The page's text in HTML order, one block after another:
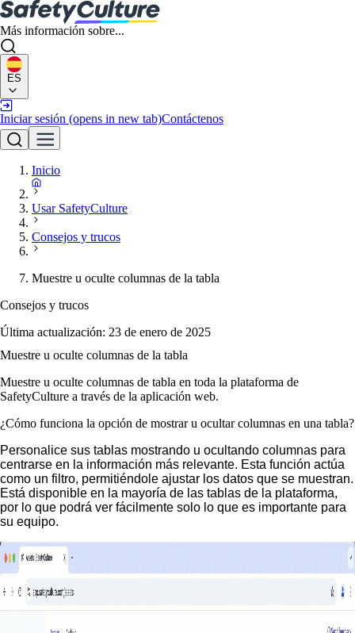
Más información sobre...
ES
Iniciar sesión (opens in new tab)Contáctenos
Inicio
Usar SafetyCulture
Consejos y trucos
Muestre u oculte columnas de la tabla
Consejos y trucos
Última actualización: 23 de enero de 2025
Muestre u oculte columnas de la tabla
Muestre u oculte columnas de tabla en toda la plataforma de
SafetyCulture a través de la aplicación web.
¿Cómo funciona la opción de mostrar u ocultar columnas en una tabla?
Personalice sus tablas mostrando u ocultando columnas para
centrarse en la información más relevante. Esta función actúa
como un filtro, permitiéndole ajustar los datos que se muestran.
Está disponible en la mayoría de las tablas de la plataforma,
por lo que podrá ver fácilmente solo lo que es importante para
su equipo.